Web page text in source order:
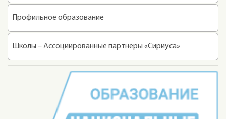
Профильное образование
Школы – Ассоциированные партнеры «Сириуса»